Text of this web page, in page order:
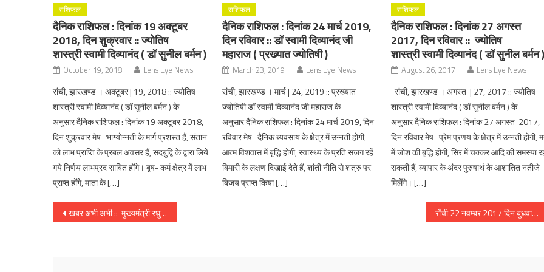
राशिफल
दैनिक राशिफल : दिनांक 19 अक्टूबर
2018, दिन शुक्रवार :: ज्योतिष
शास्त्री स्वामी दिव्यानंद ( डॉ सुनील बर्मन )
October 19, 2018 Lens Eye News
रांची, झारखण्ड । अक्टूबर | 19, 2018 :: ज्योतिष
शास्त्री स्वामी दिव्यानंद ( डॉ सुनील बर्मन ) के
अनुसार दैनिक राशिफल : दिनांक 19 अक्टूबर 2018,
दिन शुक्रवार मेष- भाग्योन्नती के मार्ग प्रशस्त हैं, संतान
को लाभ प्राप्ति के प्रबल अवसर हैं, सदबुद्वि के द्वारा लिये
गये निर्णय लाभप्रद साबित होंगे। बृष- कर्म क्षेत्र में लाभ
प्राप्त होंगे, माता के […]
राशिफल
दैनिक राशिफल : दिनांक 24 मार्च 2019,
दिन रविवार :: डॉ स्वामी दिव्यानंद जी
महाराज ( प्रख्यात ज्योतिषी )
March 23, 2019 Lens Eye News
रांची, झारखण्ड । मार्च | 24, 2019 :: प्रख्यात
ज्योतिषी डॉ स्वामी दिव्यानंद जी महाराज के
अनुसार दैनिक राशिफल : दिनांक 24 मार्च 2019, दिन
रविवार मेष- दैनिक ब्यवसाय के क्षेत्र में उन्नती होगी,
आत्म विशवास में बृद्धि होगी, स्वास्थ्य के प्रति सजग रहें
बिमारी के लक्षण दिखाई देते हैं, शांती नीति से शत्रु पर
बिजय प्राप्त किया […]
राशिफल
दैनिक राशिफल : दिनांक 27 अगस्त
2017, दिन रविवार :: ज्योतिष
शास्त्री स्वामी दिव्यानंद ( डॉ सुनील बर्मन
August 26, 2017 Lens Eye News
रांची, झारखण्ड । अगस्त | 27, 2017 :: ज्योतिष
शास्त्री स्वामी दिव्यानंद ( डॉ सुनील बर्मन ) के
अनुसार दैनिक राशिफल : दिनांक 27 अगस्त 2017,
दिन रविवार मेष- प्रेम प्रणय के क्षेत्र में उन्नती होगी,
में जोश की बृद्धि होगी, सिर में चक्कर आदि की समस्या
सकती हैं, ब्यापार के अंदर पुरुषार्थ के आशातित नतीजे
मिलेंगे। […]
Post
खबर अभी अभी :: मुख्यमंत्री रघुवर दास रात को अचानक रांची की ट्रैफिक व्यवस्था और साफ सफाई व्यवस्था देखने निकले, कहा : कोई दूसरे शहर से नहीं आयेगा सफाई करने राँची 22 नवम्बर 2017 दिन बुधवार :: शहर में आज